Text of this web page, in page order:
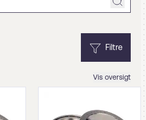
Filtre
Vis oversigt